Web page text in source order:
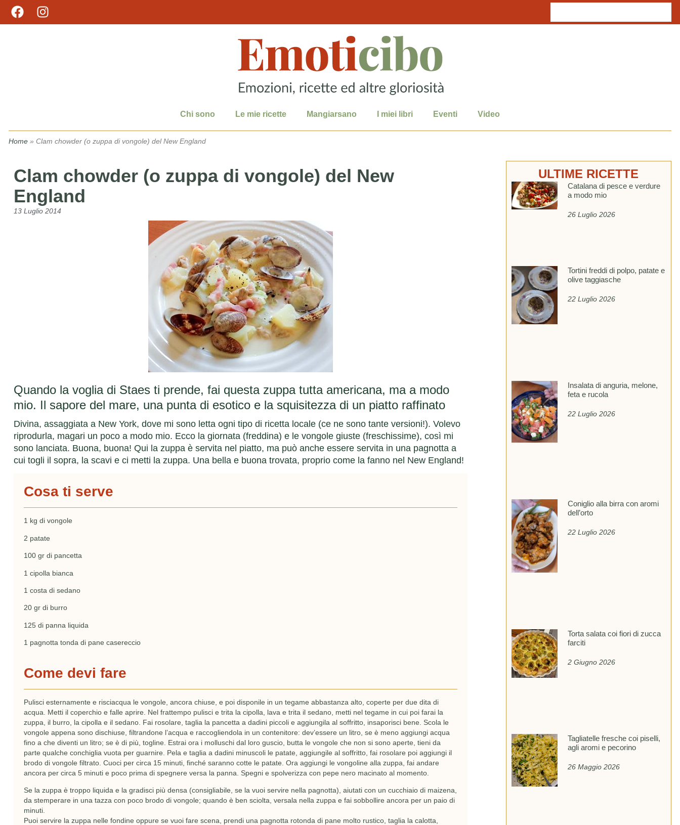
Chi sono Le mie ricette Mangiarsano I miei libri Eventi Video
Home » Clam chowder (o zuppa di vongole) del New England
Clam chowder (o zuppa di vongole) del New
England
13 Luglio 2014
Quando la voglia di Staes ti prende, fai questa zuppa tutta americana, ma a modo
mio. Il sapore del mare, una punta di esotico e la squisitezza di un piatto raffinato
Divina, assaggiata a New York, dove mi sono letta ogni tipo di ricetta locale (ce ne sono tante versioni!). Volevo
riprodurla, magari un poco a modo mio. Ecco la giornata (freddina) e le vongole giuste (freschissime), così mi
sono lanciata. Buona, buona! Qui la zuppa è servita nel piatto, ma può anche essere servita in una pagnotta a
cui togli il sopra, la scavi e ci metti la zuppa. Una bella e buona trovata, proprio come la fanno nel New England!
Cosa ti serve
1 kg di vongole
2 patate
100 gr di pancetta
1 cipolla bianca
1 costa di sedano
20 gr di burro
125 di panna liquida
1 pagnotta tonda di pane casereccio
Come devi fare
Pulisci esternamente e risciacqua le vongole, ancora chiuse, e poi disponile in un tegame abbastanza alto, coperte per due dita di
acqua. Metti il coperchio e falle aprire. Nel frattempo pulisci e trita la cipolla, lava e trita il sedano, metti nel tegame in cui poi farai la
zuppa, il burro, la cipolla e il sedano. Fai rosolare, taglia la pancetta a dadini piccoli e aggiungila al soffritto, insaporisci bene. Scola le
vongole appena sono dischiuse, filtrandone l’acqua e raccogliendola in un contenitore: dev’essere un litro, se è meno aggiungi acqua
fino a che diventi un litro; se è di più, togline. Estrai ora i molluschi dal loro guscio, butta le vongole che non si sono aperte, tieni da
parte qualche conchiglia vuota per guarnire. Pela e taglia a dadini minuscoli le patate, aggiungile al soffritto, fai rosolare poi aggiungi il
brodo di vongole filtrato. Cuoci per circa 15 minuti, finché saranno cotte le patate. Ora aggiungi le vongoline alla zuppa, fai andare
ancora per circa 5 minuti e poco prima di spegnere versa la panna. Spegni e spolverizza con pepe nero macinato al momento.
Se la zuppa è troppo liquida e la gradisci più densa (consigliabile, se la vuoi servire nella pagnotta), aiutati con un cucchiaio di maizena,
da stemperare in una tazza con poco brodo di vongole; quando è ben sciolta, versala nella zuppa e fai sobbollire ancora per un paio di
minuti.
Puoi servire la zuppa nelle fondine oppure se vuoi fare scena, prendi una pagnotta rotonda di pane molto rustico, taglia la calotta,
ULTIME RICETTE
Catalana di pesce e verdure
a modo mio
26 Luglio 2026
Tortini freddi di polpo, patate e
olive taggiasche
22 Luglio 2026
Insalata di anguria, melone,
feta e rucola
22 Luglio 2026
Coniglio alla birra con aromi
dell’orto
22 Luglio 2026
Torta salata coi fiori di zucca
farciti
2 Giugno 2026
Tagliatelle fresche coi piselli,
agli aromi e pecorino
26 Maggio 2026